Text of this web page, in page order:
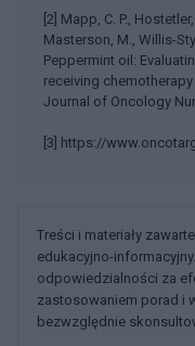
[2] Mapp, C. P.,
Masterson, M., Willis-
Peppermint oil:
receiving
Journal of Oncology
[3] https://
Treści i materiały
edukacyjno-
odpowiedzialności za
zastosowaniem porad i
bezwzględnie